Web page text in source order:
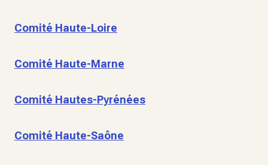
Comité Haute-Loire
Comité Haute-Marne
Comité Hautes-Pyrénées
Comité Haute-Saône